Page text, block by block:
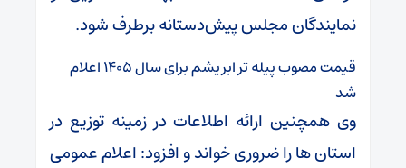
نمایندگان مجلس پیش‌دستانه برطرف شود.
قیمت مصوب پیله تر ابریشم برای سال ۱۴۰۵ اعلام
شد
وی همچنین ارائه اطلاعات در زمینه توزیع در
استان ها را ضروری خواند و افزود: اعلام عمومی